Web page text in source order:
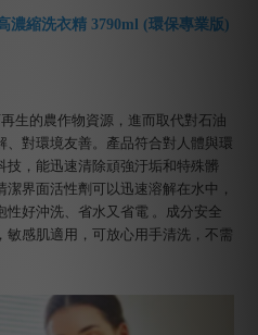
濃縮洗衣精 3790ml (環保專業版)
生的農作物資源，進而取代對石油
對環境友善。產品符合對人體與環
技，能迅速清除頑強汙垢和特殊髒
潔界面活性劑可以迅速溶解在水中，
好沖洗、省水又省電 。成分安全
敏感肌適用，可放心用手清洗，不需